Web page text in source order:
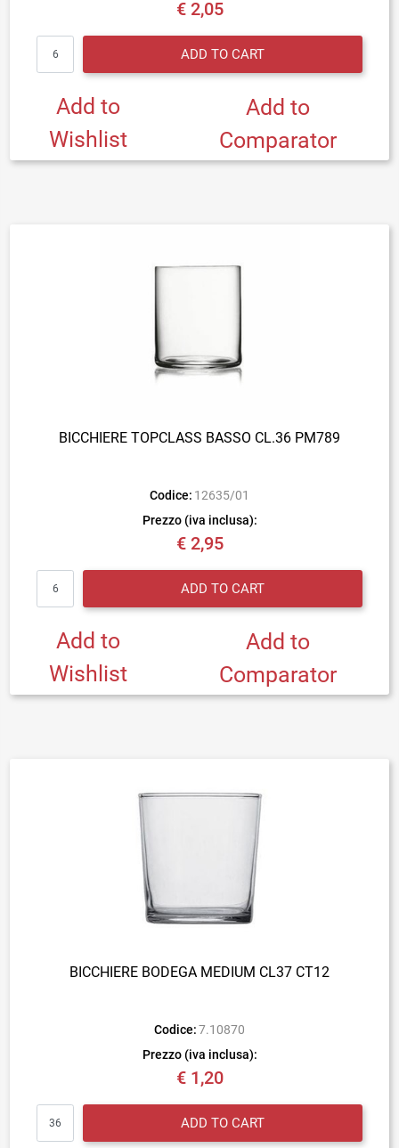
€ 2,05
ADD TO CART
Add to
Wishlist
Add to
Comparator
BICCHIERE TOPCLASS BASSO CL.36 PM789
Codice: 12635/01
Prezzo (iva inclusa):
€ 2,95
ADD TO CART
Add to
Wishlist
Add to
Comparator
BICCHIERE BODEGA MEDIUM CL37 CT12
Codice: 7.10870
Prezzo (iva inclusa):
€ 1,20
ADD TO CART